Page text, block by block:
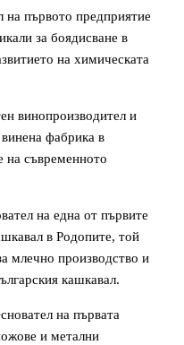
на първото предприятие
за боядисване в
на химическата
винопроизводител и
фабрика в
на съвременното
на една от първите
в Родопите, той
млечно производство и
кашкавал.
на първата
и метални